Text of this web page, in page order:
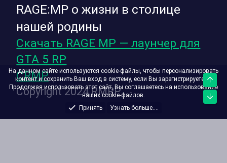
RAGE:MP о жизни в столице
нашей родины
Скачать RAGE MP — лаунчер для
GTA 5 RP
CRMP
Copyright 2024 RMRP
На данном сайте используются cookie-файлы, чтобы персонализировать
контент и сохранить Ваш вход в систему, если Вы зарегистрируетесь.
Продолжая использовать этот сайт, Вы соглашаетесь на использование
наших cookie-файлов.
Принять
Узнать больше....
Верх
Низ